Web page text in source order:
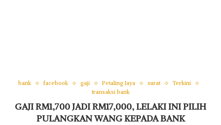
bank facebook gaji Petaling Jaya surat
Terkini
transaksi bank
GAJI RM1,700 JADI RM17,000, LELAKI INI PILIH
PULANGKAN WANG KEPADA BANK